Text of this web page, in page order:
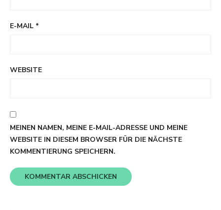
E-MAIL *
WEBSITE
MEINEN NAMEN, MEINE E-MAIL-ADRESSE UND MEINE
WEBSITE IN DIESEM BROWSER FÜR DIE NÄCHSTE
KOMMENTIERUNG SPEICHERN.